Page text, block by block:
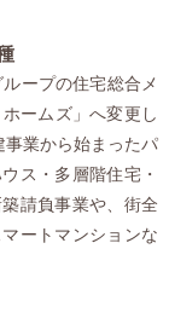
ープの住宅総合メ
ームズ」へ変更し
業から始まったパ
ス・多層階住宅・
請負事業や、街全
ートマンションな